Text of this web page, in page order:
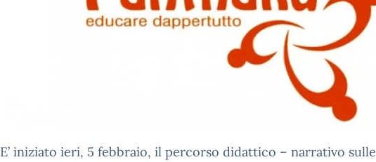
E’ iniziato ieri, 5 febbraio, il percorso didattico – narrativo sulle